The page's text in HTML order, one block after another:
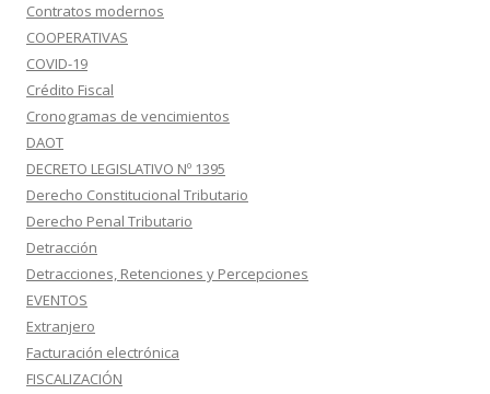
Contratos modernos
COOPERATIVAS
COVID-19
Crédito Fiscal
Cronogramas de vencimientos
DAOT
DECRETO LEGISLATIVO Nº 1395
Derecho Constitucional Tributario
Derecho Penal Tributario
Detracción
Detracciones, Retenciones y Percepciones
EVENTOS
Extranjero
Facturación electrónica
FISCALIZACIÓN